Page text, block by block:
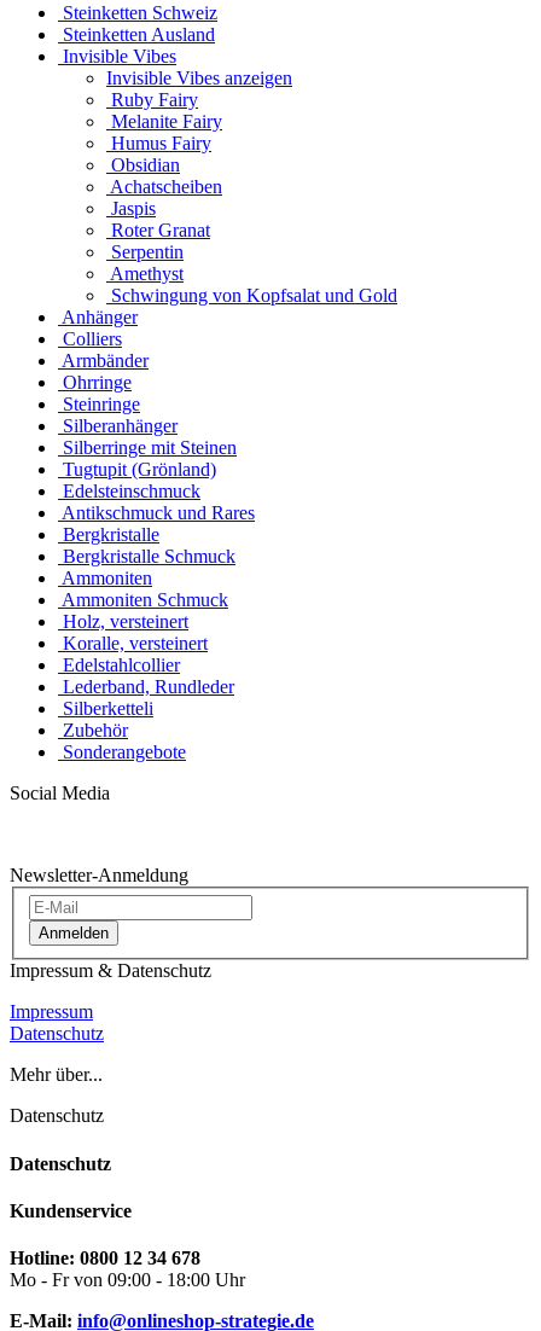
Steinketten Schweiz
Steinketten Ausland
Invisible Vibes
Invisible Vibes anzeigen
Ruby Fairy
Melanite Fairy
Humus Fairy
Obsidian
Achatscheiben
Jaspis
Roter Granat
Serpentin
Amethyst
Schwingung von Kopfsalat und Gold
Anhänger
Colliers
Armbänder
Ohrringe
Steinringe
Silberanhänger
Silberringe mit Steinen
Tugtupit (Grönland)
Edelsteinschmuck
Antikschmuck und Rares
Bergkristalle
Bergkristalle Schmuck
Ammoniten
Ammoniten Schmuck
Holz, versteinert
Koralle, versteinert
Edelstahlcollier
Lederband, Rundleder
Silberketteli
Zubehör
Sonderangebote
Social Media
Newsletter-Anmeldung
Anmelden
Impressum & Datenschutz
Impressum
Datenschutz
Mehr über...
Datenschutz
Datenschutz
Kundenservice
Hotline: 0800 12 34 678
Mo - Fr von 09:00 - 18:00 Uhr
E-Mail: info@onlineshop-strategie.de